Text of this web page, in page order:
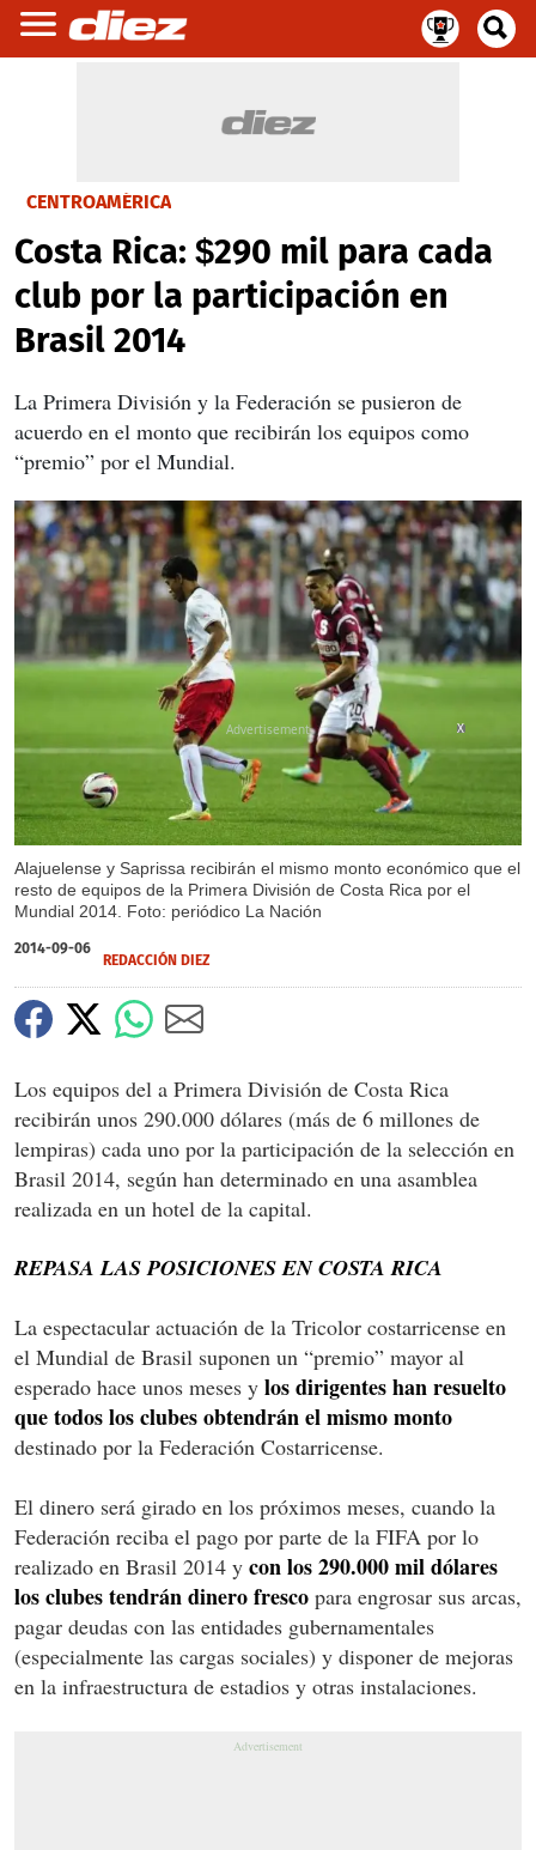
CENTROAMÉRICA
Costa Rica: $290 mil para cada
club por la participación en
Brasil 2014
La Primera División y la Federación se pusieron de
acuerdo en el monto que recibirán los equipos como
“premio” por el Mundial.
Alajuelense y Saprissa recibirán el mismo monto económico que el
resto de equipos de la Primera División de Costa Rica por el
Mundial 2014. Foto: periódico La Nación
X
2014-09-06
REDACCIÓN DIEZ
Los equipos del a Primera División de Costa Rica
recibirán unos 290.000 dólares (más de 6 millones de
lempiras) cada uno por la participación de la selección en
Brasil 2014, según han determinado en una asamblea
realizada en un hotel de la capital.
REPASA LAS POSICIONES EN COSTA RICA
La espectacular actuación de la Tricolor costarricense en
el Mundial de Brasil suponen un “premio” mayor al
esperado hace unos meses y los dirigentes han resuelto
que todos los clubes obtendrán el mismo monto
destinado por la Federación Costarricense.
El dinero será girado en los próximos meses, cuando la
Federación reciba el pago por parte de la FIFA por lo
realizado en Brasil 2014 y con los 290.000 mil dólares
los clubes tendrán dinero fresco para engrosar sus arcas,
pagar deudas con las entidades gubernamentales
(especialmente las cargas sociales) y disponer de mejoras
en la infraestructura de estadios y otras instalaciones.